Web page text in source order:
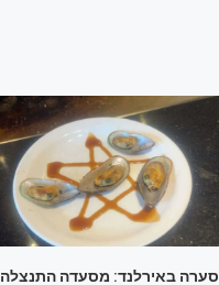
סערה באירלנד: מסעדה התנצלה